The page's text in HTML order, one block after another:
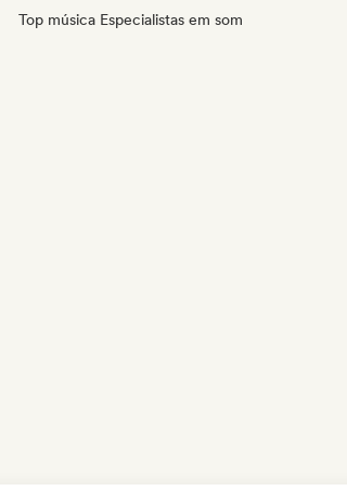
Top música Especialistas em som